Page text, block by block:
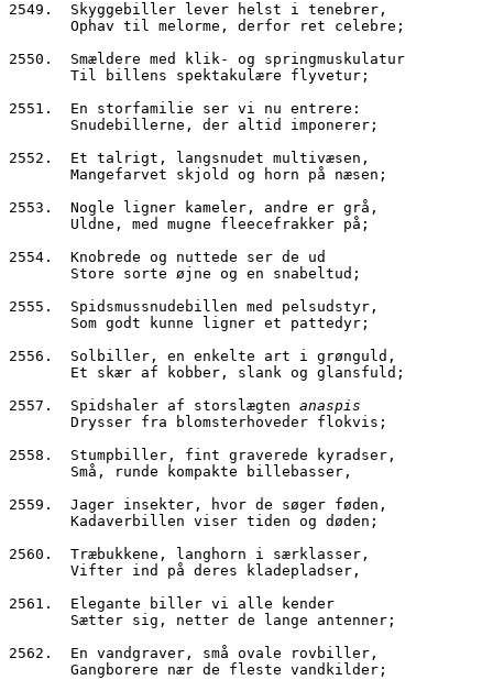
2549.  Skyggebiller lever helst i tenebrer,
       Ophav til melorme, derfor ret celebre;
2550.  Smældere med klik- og springmuskulatur
       Til billens spektakulære flyvetur;
2551.  En storfamilie ser vi nu entrere:
       Snudebillerne, der altid imponerer;
2552.  Et talrigt, langsnudet multivæsen,
       Mangefarvet skjold og horn på næsen;
2553.  Nogle ligner kameler, andre er grå,
       Uldne, med mugne fleecefrakker på;
2554.  Knobrede og nuttede ser de ud
       Store sorte øjne og en snabeltud;
2555.  Spidsmussnudebillen med pelsudstyr,
       Som godt kunne ligner et pattedyr;
2556.  Solbiller, en enkelte art i grønguld,
       Et skær af kobber, slank og glansfuld;
2557.  Spidshaler af storslægten anaspis
       Drysser fra blomsterhoveder flokvis;
2558.  Stumpbiller, fint graverede kyradser,
       Små, runde kompakte billebasser,
2559.  Jager insekter, hvor de søger føden,
       Kadaverbillen viser tiden og døden;
2560.  Træbukkene, langhorn i særklasser,
       Vifter ind på deres kladepladser,
2561.  Elegante biller vi alle kender
       Sætter sig, netter de lange antenner;
2562.  En vandgraver, små ovale rovbiller,
       Gangborere nær de fleste vandkilder;